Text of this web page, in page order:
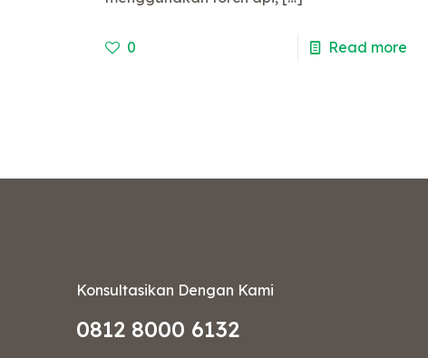
0 Read more
Konsultasikan Dengan Kami
0812 8000 6132